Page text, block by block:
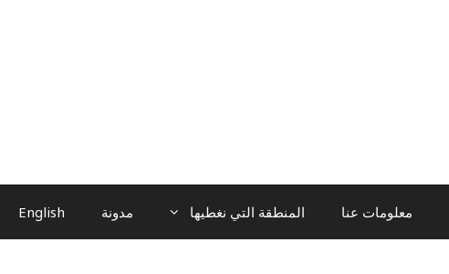
معلومات عنا المنطقة التي نغطيها مدونة English